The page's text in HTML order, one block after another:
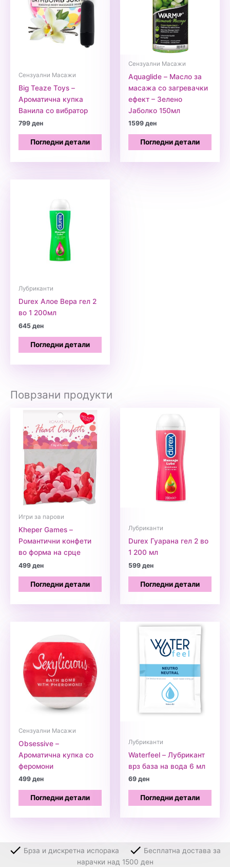
Сензуални Масажи
Big Teaze Toys –
Ароматична купка
Ванила со вибратор
799ден
Погледни детали
Сензуални Масажи
Aquaglide – Масло за
масажа со загревачки
ефект – Зелено
Јаболко 150мл
1599ден
Погледни детали
Лубриканти
Durex Алое Вера гел 2
во 1 200мл
645ден
Погледни детали
Поврзани продукти
Игри за парови
Kheper Games –
Романтични конфети
во форма на срце
499ден
Погледни детали
Лубриканти
Durex Гуарана гел 2 во
1 200 мл
599ден
Погледни детали
Сензуални Масажи
Obsessive –
Ароматична купка со
феромони
499ден
Погледни детали
Лубриканти
Waterfeel – Лубрикант
врз база на вода 6 мл
69ден
Погледни детали
Брза и дискретна испорака
Бесплатна достава за
нарачки над 1500 ден